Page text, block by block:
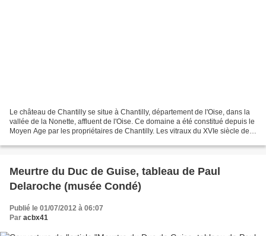
Le château de Chantilly se situe à Chantilly, département de l'Oise, dans la
vallée de la Nonette, affluent de l'Oise. Ce domaine a été constitué depuis le
Moyen Age par les propriétaires de Chantilly. Les vitraux du XVIe siècle de
Meurtre du Duc de Guise, tableau de Paul
Delaroche (musée Condé)
Publié le 01/07/2012 à 06:07
Par acbx41